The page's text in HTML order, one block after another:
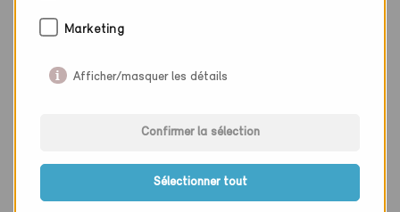
Marketing
Afficher/masquer les détails
Confirmer la sélection
Sélectionner tout